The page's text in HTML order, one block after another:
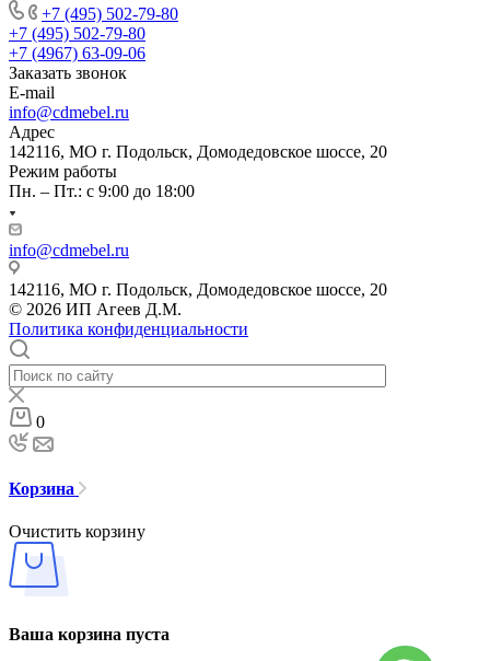
+7 (495) 502-79-80
+7 (495) 502-79-80
+7 (4967) 63-09-06
Заказать звонок
E-mail
info@cdmebel.ru
Адрес
142116, МО г. Подольск, Домодедовское шоссе, 20
Режим работы
Пн. – Пт.: с 9:00 до 18:00
info@cdmebel.ru
142116, МО г. Подольск, Домодедовское шоссе, 20
© 2026 ИП Агеев Д.М.
Политика конфиденциальности
0
Корзина
Очистить корзину
Ваша корзина пуста